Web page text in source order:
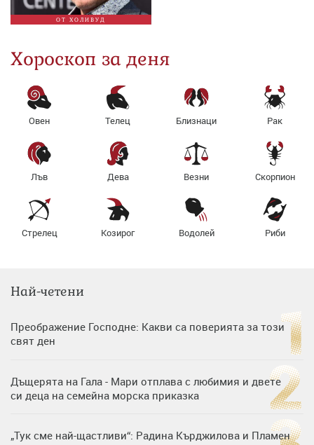
ОТ ХОЛИВУД
Хороскоп за деня
Овен Телец Близнаци Рак
Лъв Дева Везни Скорпион
Стрелец Козирог Водолей Риби
Най-четени
Преображение Господне: Какви са поверията за този
свят ден
Дъщерята на Гала - Мари отплава с любимия и двете
си деца на семейна морска приказка
„Тук сме най-щастливи“: Радина Кърджилова и Пламен